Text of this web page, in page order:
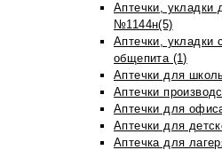
Аптечки, укладки
№1144н(5)
Аптечки, укладки
общепита (1)
Аптечки для
Аптечки
Аптечки для
Аптечки для
Аптечка для